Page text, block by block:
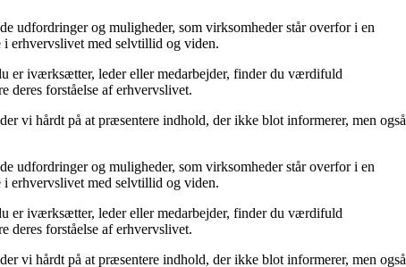
udfordringer og muligheder, som virksomheder står overfor i en
erhvervslivet med selvtillid og viden.
er iværksætter, leder eller medarbejder, finder du værdifuld
deres forståelse af erhvervslivet.
vi hårdt på at præsentere indhold, der ikke blot informerer, men også
udfordringer og muligheder, som virksomheder står overfor i en
erhvervslivet med selvtillid og viden.
er iværksætter, leder eller medarbejder, finder du værdifuld
deres forståelse af erhvervslivet.
vi hårdt på at præsentere indhold, der ikke blot informerer, men også